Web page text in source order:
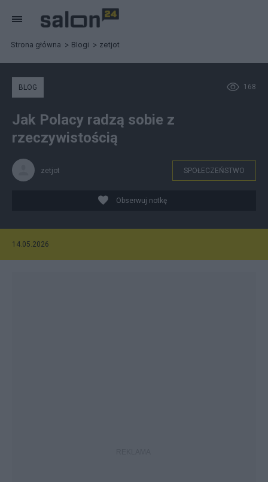
Strona główna Blogi zetjot
168
BLOG
Jak Polacy radzą sobie z
rzeczywistością
zetjot SPOŁECZEŃSTWO
Obserwuj notkę
14.05.2026